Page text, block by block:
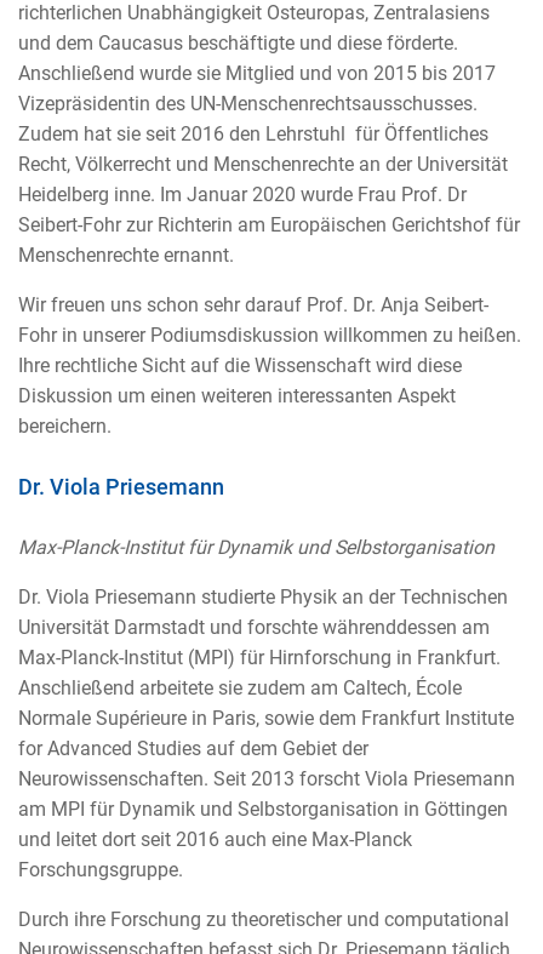
richterlichen Unabhängigkeit Osteuropas, Zentralasiens
und dem Caucasus beschäftigte und diese förderte.
Anschließend wurde sie Mitglied und von 2015 bis 2017
Vizepräsidentin des UN-Menschenrechtsausschusses.
Zudem hat sie seit 2016 den Lehrstuhl für Öffentliches
Recht, Völkerrecht und Menschenrechte an der Universität
Heidelberg inne. Im Januar 2020 wurde Frau Prof. Dr
Seibert-Fohr zur Richterin am Europäischen Gerichtshof für
Menschenrechte ernannt.
Wir freuen uns schon sehr darauf Prof. Dr. Anja Seibert-
Fohr in unserer Podiumsdiskussion willkommen zu heißen.
Ihre rechtliche Sicht auf die Wissenschaft wird diese
Diskussion um einen weiteren interessanten Aspekt
bereichern.
Dr. Viola Priesemann
Max-Planck-Institut für Dynamik und Selbstorganisation
Dr. Viola Priesemann studierte Physik an der Technischen
Universität Darmstadt und forschte währenddessen am
Max-Planck-Institut (MPI) für Hirnforschung in Frankfurt.
Anschließend arbeitete sie zudem am Caltech, École
Normale Supérieure in Paris, sowie dem Frankfurt Institute
for Advanced Studies auf dem Gebiet der
Neurowissenschaften. Seit 2013 forscht Viola Priesemann
am MPI für Dynamik und Selbstorganisation in Göttingen
und leitet dort seit 2016 auch eine Max-Planck
Forschungsgruppe.
Durch ihre Forschung zu theoretischer und computational